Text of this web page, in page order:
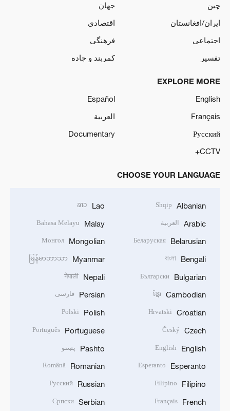
چین
جهان
ایران/افغانستان
اقتصادی
اجتماعی
فرهنگی
تفسیر
کمربند و جاده
EXPLORE MORE
English
Español
Français
العربية
Русский
Documentary
CCTV+
CHOOSE YOUR LANGUAGE
Albanian
Shqip
Arabic العربية
Belarusian
Беларуская
Bengali
বাংলা
Bulgarian
Български
Cambodian
ខ្មែរ
Croatian
Hrvatski
Czech
Český
English
English
Esperanto
Esperanto
Filipino
Filipino
French
Français
Lao
ລາວ
Malay
Bahasa Melayu
Mongolian
Монгол
Myanmar
မြန်မာဘာသာ
Nepali
नेपाली
Persian فارسی
Polish
Polski
Portuguese
Português
Pashto پښتو
Romanian
Română
Russian
Русский
Serbian
Српски